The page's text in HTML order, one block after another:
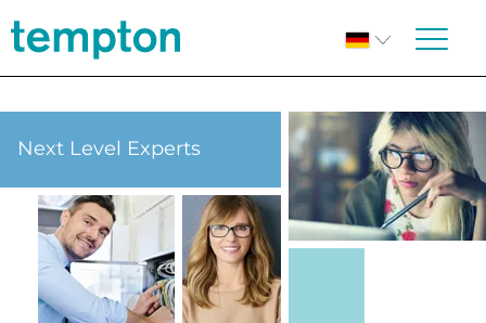
Next Level Experts